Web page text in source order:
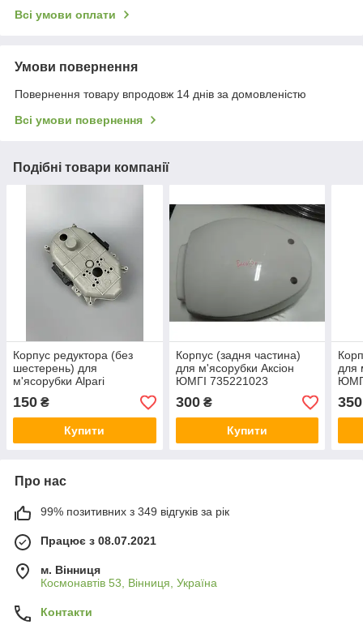
Всі умови оплати
Умови повернення
Повернення товару впродовж 14 днів за домовленістю
Всі умови повернення
Подібні товари компанії
Корпус редуктора (без
шестерень) для
м'ясорубки Alpari
MG801R/MG803R Supra
MGS-1350
150 ₴
Купити
Корпус (задня частина)
для м'ясорубки Аксіон
ЮМГІ 735221023
300₴
Купити
для
350
Про нас
99% позитивних з 349 відгуків за рік
Працює з 08.07.2021
м. Вінниця
Космонавтів 53, Вінниця, Україна
Контакти